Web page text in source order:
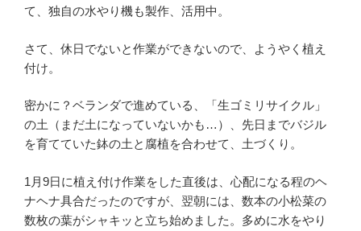
て、独自の水やり機も製作、活用中。
さて、休日でないと作業ができないので、ようやく植え
付け。
密かに？ベランダで進めている、「生ゴミリサイクル」
の土（まだ土になっていないかも…）、先日までバジル
を育てていた鉢の土と腐植を合わせて、土づくり。
1月9日に植え付け作業をした直後は、心配になる程のヘ
ナヘナ具合だったのですが、翌朝には、数本の小松菜の
数枚の葉がシャキッと立ち始めました。多めに水をやり